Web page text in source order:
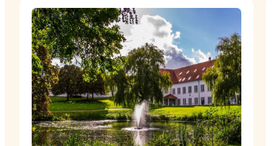
Attraktioner